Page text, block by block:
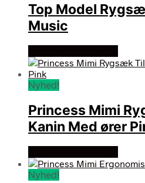
Top Model
Music
Nyhed!
Princess Mimi
Kanin Med ører
Nyhed!